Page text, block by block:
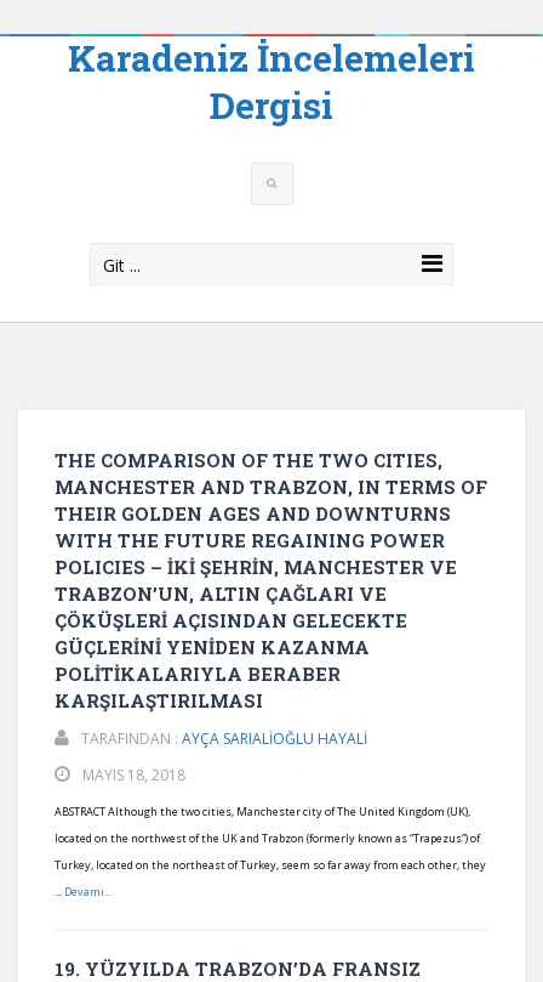
Karadeniz İncelemeleri
Dergisi
Git ...
THE COMPARISON OF THE TWO CITIES,
MANCHESTER AND TRABZON, IN TERMS OF
THEIR GOLDEN AGES AND DOWNTURNS
WITH THE FUTURE REGAINING POWER
POLICIES – İKİ ŞEHRİN, MANCHESTER VE
TRABZON’UN, ALTIN ÇAĞLARI VE
ÇÖKÜŞLERİ AÇISINDAN GELECEKTE
GÜÇLERİNİ YENİDEN KAZANMA
POLİTİKALARIYLA BERABER
KARŞILAŞTIRILMASI
TARAFINDAN : AYÇA SARIALİOĞLU HAYALİ
MAYIS 18, 2018
ABSTRACT Although the two cities, Manchester city of The United Kingdom (UK),
located on the northwest of the UK and Trabzon (formerly known as “Trapezus”) of
Turkey, located on the northeast of Turkey, seem so far away from each other, they
... Devamı...
19. YÜZYILDA TRABZON’DA FRANSIZ